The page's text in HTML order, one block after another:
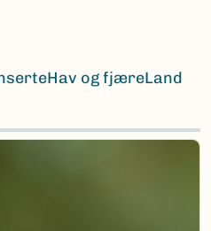
Hav og fjæreLand